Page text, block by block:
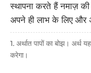
स्थापना करते हैं नमाज़ की
अपने ही लाभ के लिए और
1. अर्थात पापों का बोझ। अर्थ
करेगा।